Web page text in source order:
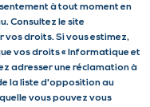
à tout moment en
Consultez le site
vos droits. Si vous estimez,
vos droits « Informatique et
adresser une réclamation à
la liste d'opposition au
vous pouvez vous